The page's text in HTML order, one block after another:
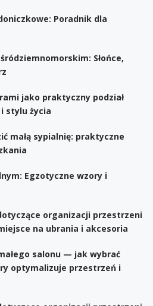
Poradnik dla
Słońce,
jako praktyczny podział
stylu życia
małą sypialnię: praktyczne
Egzotyczne wzory i
organizacji przestrzeni
na ubrania i akcesoria
salonu — jak wybrać
optymalizuje przestrzeń i